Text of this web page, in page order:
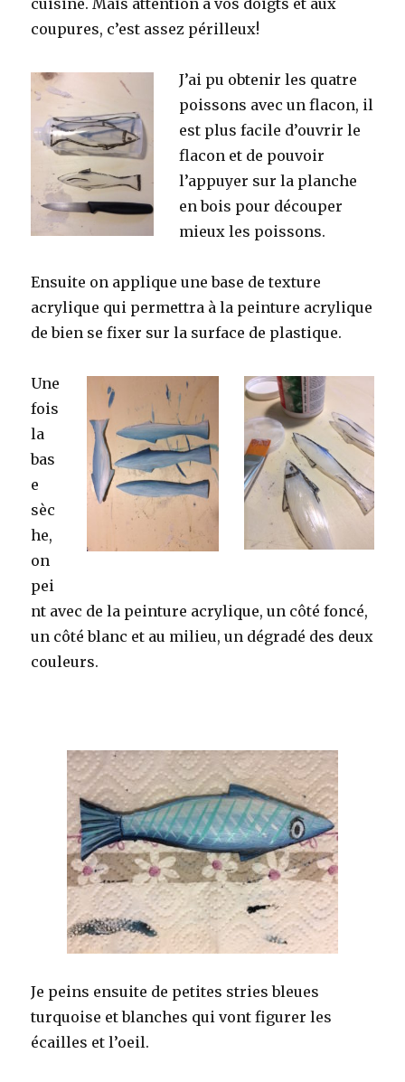
coupures, c’est assez périlleux!
J’ai pu obtenir les quatre
poissons avec un flacon, il
est plus facile d’ouvrir le
flacon et de pouvoir
l’appuyer sur la planche
en bois pour découper
mieux les poissons.
Ensuite on applique une base de texture
acrylique qui permettra à la peinture acrylique
de bien se fixer sur la surface de plastique.
Une
fois
la
bas
e
sèc
he,
on
pei
nt avec de la peinture acrylique, un côté foncé,
un côté blanc et au milieu, un dégradé des deux
couleurs.
Je peins ensuite de petites stries bleues
turquoise et blanches qui vont figurer les
écailles et l’oeil.